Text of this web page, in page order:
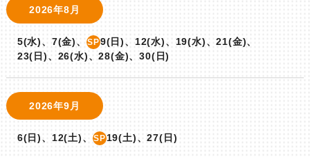
2026年8月
5(水)、7(金)、 SP9(日)、12(水)、19(水)、21(金)、
23(日)、26(水)、28(金)、30(日)
2026年9月
6(日)、12(土)、 SP19(土)、27(日)